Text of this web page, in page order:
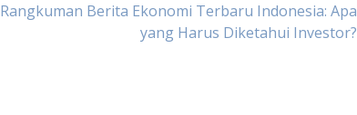
Rangkuman Berita Ekonomi Terbaru Indonesia: Apa
yang Harus Diketahui Investor?